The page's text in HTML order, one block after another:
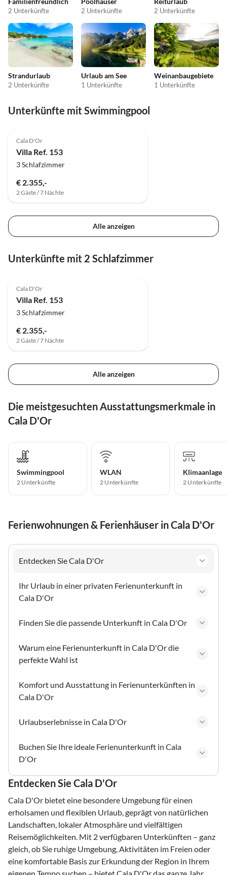
2 Unterkünfte 2 Unterkünfte 2 Unterkünfte
Strandurlaub
2 Unterkünfte
Urlaub am See
1 Unterkünfte
Weinanbaugebiete
1 Unterkünfte
Unterkünfte mit Swimmingpool
Cala D'Or
Villa Ref. 153
3 Schlafzimmer
€ 2.355,-
2 Gäste / 7 Nächte
Alle anzeigen
Unterkünfte mit 2 Schlafzimmer
Cala D'Or
Villa Ref. 153
3 Schlafzimmer
€ 2.355,-
2 Gäste / 7 Nächte
Alle anzeigen
Die meistgesuchten Ausstattungsmerkmale in
Cala D'Or
Swimmingpool
2 Unterkünfte
WLAN
2 Unterkünfte
Klimaanlage
2 Unterkünfte
Ferienwohnungen & Ferienhäuser in Cala D'Or
Entdecken Sie Cala D'Or
Ihr Urlaub in einer privaten Ferienunterkunft in
Cala D'Or
Finden Sie die passende Unterkunft in Cala D'Or
Warum eine Ferienunterkunft in Cala D'Or die
perfekte Wahl ist
Komfort und Ausstattung in Ferienunterkünften in
Cala D'Or
Urlaubserlebnisse in Cala D'Or
Buchen Sie Ihre ideale Ferienunterkunft in Cala
D'Or
Entdecken Sie Cala D'Or
Cala D'Or bietet eine besondere Umgebung für einen
erholsamen und flexiblen Urlaub, geprägt von natürlichen
Landschaften, lokaler Atmosphäre und vielfältigen
Reisemöglichkeiten. Mit 2 verfügbaren Unterkünften – ganz
gleich, ob Sie ruhige Umgebung, Aktivitäten im Freien oder
eine komfortable Basis zur Erkundung der Region in Ihrem